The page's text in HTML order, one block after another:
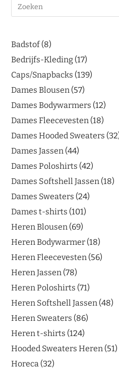
Badstof 8
Bedrijfs-Kleding 17
Caps/Snapbacks 139
Dames Blousen 57
Dames Bodywarmers 12
Dames Fleecevesten 18
Dames Hooded Sweaters 32
Dames Jassen 44
Dames Poloshirts 42
Dames Softshell Jassen 18
Dames Sweaters 24
Dames t-shirts 101
Heren Blousen 69
Heren Bodywarmer 18
Heren Fleecevesten 56
Heren Jassen 78
Heren Poloshirts 71
Heren Softshell Jassen 48
Heren Sweaters 86
Heren t-shirts 124
Hooded Sweaters Heren 51
Horeca 32